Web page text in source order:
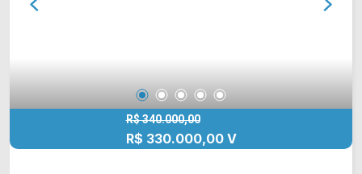
R$ 340.000,00
R$ 330.000,00 V